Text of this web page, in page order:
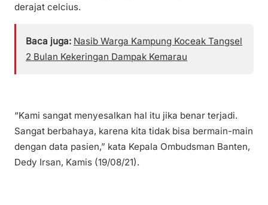
derajat celcius.
Baca juga: Nasib Warga Kampung Koceak Tangsel
2 Bulan Kekeringan Dampak Kemarau
“Kami sangat menyesalkan hal itu jika benar terjadi.
Sangat berbahaya, karena kita tidak bisa bermain-main
dengan data pasien,” kata Kepala Ombudsman Banten,
Dedy Irsan, Kamis (19/08/21).